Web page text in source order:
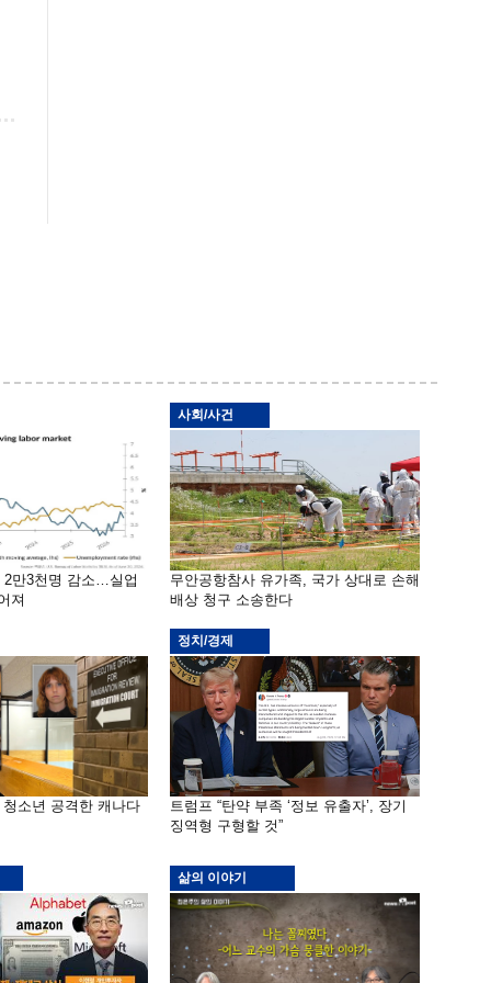
2만3천명 감소…실업
져
사회/사건
무안공항참사 유가족, 국가 상대로 손해
배상 청구 소송한다
청소년 공격한 캐나다
정치/경제
트럼프 “탄약 부족 ‘정보 유출자’, 장기
징역형 구형할 것”
삶의 이야기